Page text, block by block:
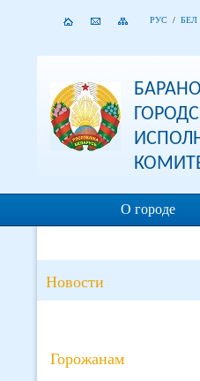
РУС / БЕЛ
О городе
Новости
Горожанам